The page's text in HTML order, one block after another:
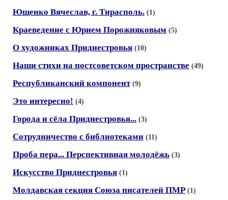
Ющенко Вячеслав, г. Тирасполь. (1)
Краеведение с Юрием Порожняковым (5)
О художниках Приднестровья (10)
Наши стихи на постсоветском пространстве (49)
Республиканский компонент (9)
Это интересно! (4)
Города и сёла Приднестровья... (3)
Сотрудничество с библиотеками (11)
Проба пера... Перспективная молодёжь (3)
Искусство Приднестровья (1)
Молдавская секция Союза писателей ПМР (1)